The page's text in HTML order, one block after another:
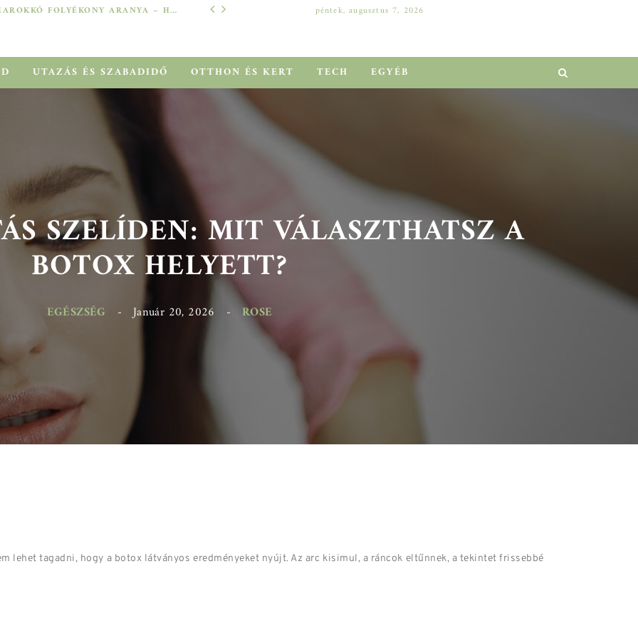
MAROKKÓ FOLYÉKONY ARANYA – HOGYAN SEGÍT AZ ARGÁNOLAJ A SZÁRAZ, MEGVISELT TINCSEKEN? péntek, augusztus 7, 2026
UTAZÁS ÉS SZABADIDŐ OTTHON ÉS KERT TECH EGYÉB
SZELÍDEN: MIT VÁLASZTHATSZ A
BOTOX HELYETT?
EGÉSZSÉG Január 20, 2026 - ROSE
lehet tagadni, hogy a botox látványos eredményeket nyújt. Az arc kisimul, a ráncok eltűnnek, a tekintet frissebbé